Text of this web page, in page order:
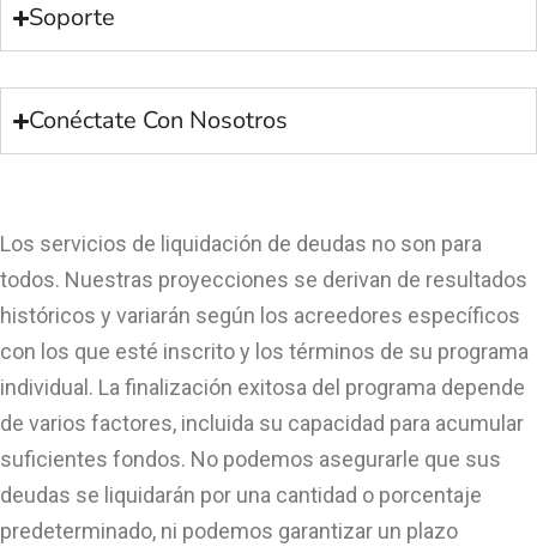
Soporte
Conéctate Con Nosotros
Los servicios de liquidación de deudas no son para
todos. Nuestras proyecciones se derivan de resultados
históricos y variarán según los acreedores específicos
con los que esté inscrito y los términos de su programa
individual. La finalización exitosa del programa depende
de varios factores, incluida su capacidad para acumular
suficientes fondos. No podemos asegurarle que sus
deudas se liquidarán por una cantidad o porcentaje
predeterminado, ni podemos garantizar un plazo